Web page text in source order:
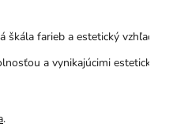
farieb a estetický vzhľad –
a vynikajúcimi
.